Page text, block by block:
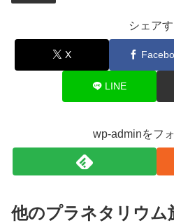
シェア
X
LINE
wp-adminをフ
他のプラネタリウム